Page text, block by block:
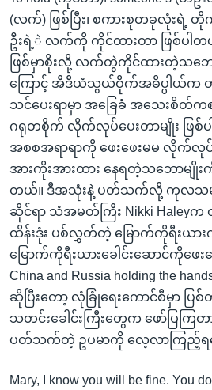
(လက်) ဖြစ်ပြီး၊ စကားစုတခုလုံးရဲ့
ဦးရဲ့ဲ လက်ကို ကိုင်ထားတာ ဖြစ်ပါ
ဖြစ်မှာစိုးလို့ လက်တွဲကိုင်ထားတဲ့သဘော
ကြောင့် အီဒီယံသွယ်ဝိုက်အဓိပ္ပါယ်
သင်ပေးရာမှာ အခြေခံ အသေးစိတ်
ဂရုတစိုက် လိုက်လုပ်ပေးတာမျိုး ဖြစ်
အစစအရာရာကို ဖေးဖေးမမ လိုက်လုပ်
အားကိုးအားထား နေရတဲ့သဘောမျို
တယ်။ ဒီအသုံးနဲ့ ပတ်သက်လို့ ကုလသမဂ္
ဆိုင်ရာ သံအမတ်ကြီး Nikki Haleyက
ထိန်းဒုံး ပစ်လွှတ်တဲ့ မြောက်ကိုရီးယာ
မြောက်ကိုရီးယားခေါင်းဆောင်ကိုဖေ
China and Russia holding the
ဆိုပြီးတော့ လုံခြုံရေးကောင်စီမှာ ပ
သတင်းခေါင်းကြီးတွေက ဖော်ပြကြ
ပတ်သက်တဲ့ ဥပမာကို လေ့လာကြည့်ရအ
Mary, I know you will be fine. You